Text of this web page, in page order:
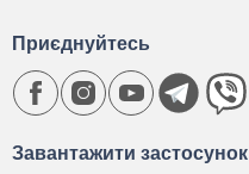
Завантажити застосунок
Приєднуйтесь